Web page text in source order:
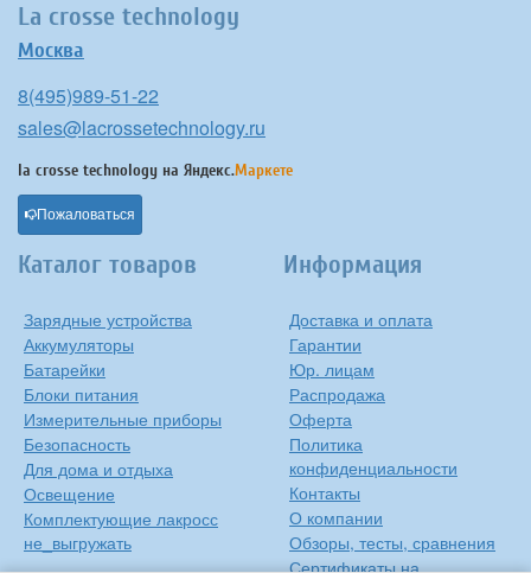
La crosse technology
Москва
8(495)989-51-22
sales@lacrossetechnology.ru
la crosse technology на Яндекс.Маркете
Пожаловаться
Каталог товаров
Зарядные устройства
Аккумуляторы
Батарейки
Блоки питания
Измерительные приборы
Безопасность
Для дома и отдыха
Освещение
Комплектующие лакросс
не_выгружать
Информация
Доставка и оплата
Гарантии
Юр. лицам
Распродажа
Оферта
Политика
конфиденциальности
Контакты
О компании
Обзоры, тесты, сравнения
Сертификаты на